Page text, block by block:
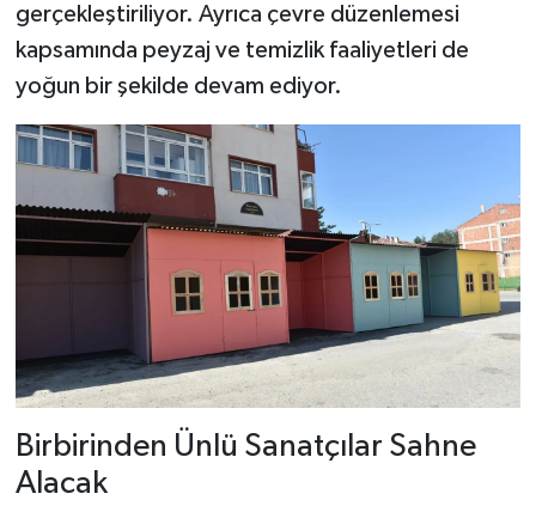
gerçekleştiriliyor. Ayrıca çevre düzenlemesi
kapsamında peyzaj ve temizlik faaliyetleri de
yoğun bir şekilde devam ediyor.
Birbirinden Ünlü Sanatçılar Sahne
Alacak
Yerel Haberler
Haber Arşivi